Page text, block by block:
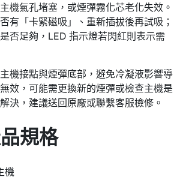
機氣孔堵塞，或煙彈霧化芯老化失效。
有「卡緊磁吸」、重新插拔後再試吸；
否足夠，LED 指示燈若閃紅則表示需
機接點與煙彈底部，避免冷凝液影響導
效，可能需更換新的煙彈或檢查主機是
決，建議送回原廠或聯繫客服檢修。
規格
機